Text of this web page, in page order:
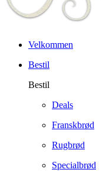
Velkommen
Bestil
Bestil
Deals
Franskbrød
Rugbrød
Specialbrød